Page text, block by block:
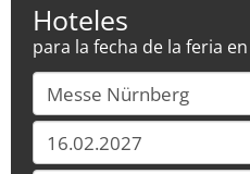
Hoteles
para la fecha de la feria